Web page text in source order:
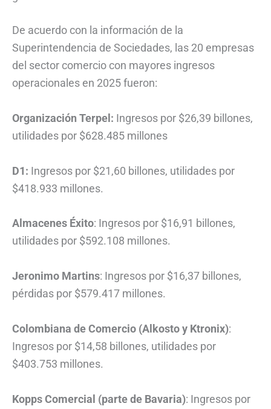
De acuerdo con la información de la
Superintendencia de Sociedades, las 20 empresas
del sector comercio con mayores ingresos
operacionales en 2025 fueron:
Organización Terpel: Ingresos por $26,39 billones,
utilidades por $628.485 millones
D1: Ingresos por $21,60 billones, utilidades por
$418.933 millones.
Almacenes Éxito: Ingresos por $16,91 billones,
utilidades por $592.108 millones.
Jeronimo Martins: Ingresos por $16,37 billones,
pérdidas por $579.417 millones.
Colombiana de Comercio (Alkosto y Ktronix):
Ingresos por $14,58 billones, utilidades por
$403.753 millones.
Kopps Comercial (parte de Bavaria): Ingresos por